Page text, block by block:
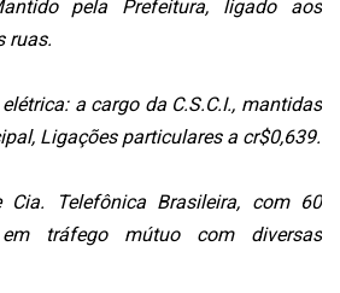
pela Prefeitura, ligado aos
ruas.
a cargo da C.S.C.I., mantidas
Ligações particulares a cr$0,639.
Cia. Telefônica Brasileira, com 60
tráfego mútuo com diversas